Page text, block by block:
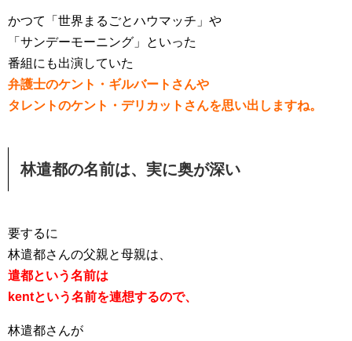
かつて「世界まるごとハウマッチ」や
「サンデーモーニング」といった
番組にも出演していた
弁護士のケント・ギルバートさんや
タレントのケント・デリカットさんを思い出しますね。
林遣都の名前は、実に奥が深い
要するに
林遣都さんの父親と母親は、
遣都という名前は
kentという名前を連想するので、
林遣都さんが